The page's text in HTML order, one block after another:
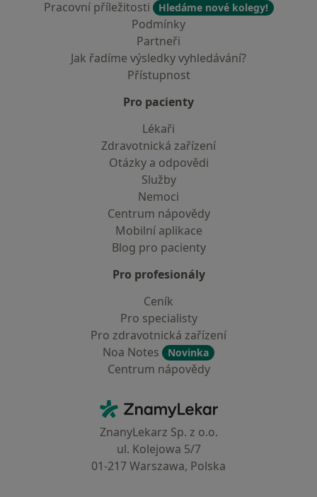
Pracovní příležitosti
Hledáme nové kolegy!
Podmínky
Partneři
Jak řadíme výsledky vyhledávání?
Přístupnost
Pro pacienty
Lékaři
Zdravotnická zařízení
Otázky a odpovědi
Služby
Nemoci
Centrum nápovědy
Mobilní aplikace
Blog pro pacienty
Pro profesionály
Ceník
Pro specialisty
Pro zdravotnická zařízení
Noa Notes
Novinka
Centrum nápovědy
ZnamyLekar - Hlavní stránka
ZnanyLekarz Sp. z o.o.
ul. Kolejowa 5/7
01-217 Warszawa, Polska